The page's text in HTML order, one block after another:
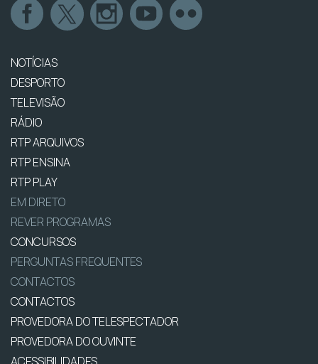
NOTÍCIAS
DESPORTO
TELEVISÃO
RÁDIO
RTP ARQUIVOS
RTP ENSINA
RTP PLAY
EM DIRETO
REVER PROGRAMAS
CONCURSOS
PERGUNTAS FREQUENTES
CONTACTOS
CONTACTOS
PROVEDORA DO TELESPECTADOR
PROVEDORA DO OUVINTE